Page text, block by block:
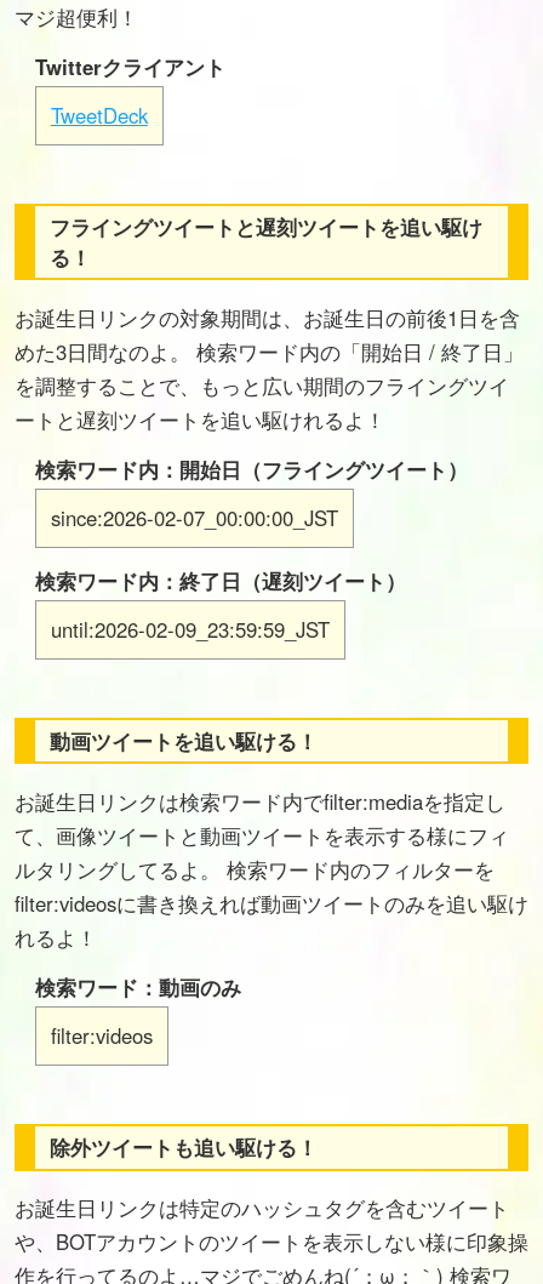
マジ超便利！
Twitterクライアント
TweetDeck
フライングツイートと遅刻ツイートを追い駆け
る！
お誕生日リンクの対象期間は、お誕生日の前後1日を含
めた3日間なのよ。 検索ワード内の「開始日 / 終了日」
を調整することで、もっと広い期間のフライングツイ
ートと遅刻ツイートを追い駆けれるよ！
検索ワード内：開始日（フライングツイート）
since:2026-02-07_00:00:00_JST
検索ワード内：終了日（遅刻ツイート）
until:2026-02-09_23:59:59_JST
動画ツイートを追い駆ける！
お誕生日リンクは検索ワード内でfilter:mediaを指定し
て、画像ツイートと動画ツイートを表示する様にフィ
ルタリングしてるよ。 検索ワード内のフィルターを
filter:videosに書き換えれば動画ツイートのみを追い駆け
れるよ！
検索ワード：動画のみ
filter:videos
除外ツイートも追い駆ける！
お誕生日リンクは特定のハッシュタグを含むツイート
や、BOTアカウントのツイートを表示しない様に印象操
作を行ってるのよ…マジでごめんね(´；ω；｀) 検索ワ